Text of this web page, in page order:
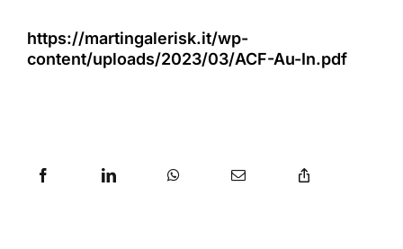
https://martingalerisk.it/wp-
content/uploads/2023/03/ACF-Au-In.pdf